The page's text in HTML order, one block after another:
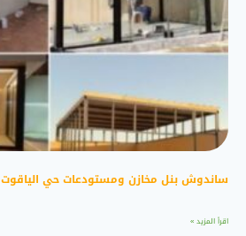
ساندوش بنل مخازن ومستودعات حي الياقوت
اقرأ المزيد »